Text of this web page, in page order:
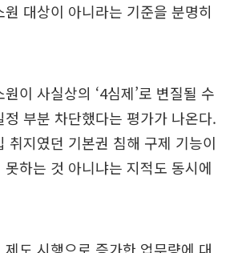
대상이 아니라는 기준을 분명히
이 사실상의 ‘4심제’로 변질될 수
정 부분 차단했다는 평가가 나온다.
취지였던 기본권 침해 구제 기능이
하는 것 아니냐는 지적도 동시에